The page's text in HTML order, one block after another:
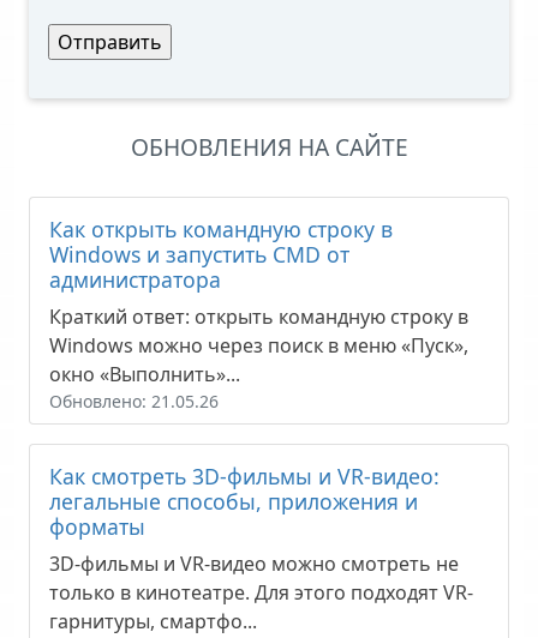
ОБНОВЛЕНИЯ НА САЙТЕ
Как открыть командную строку в
Windows и запустить CMD от
администратора
Краткий ответ: открыть командную строку в
Windows можно через поиск в меню «Пуск»,
окно «Выполнить»...
Обновлено: 21.05.26
Как смотреть 3D-фильмы и VR-видео:
легальные способы, приложения и
форматы
3D-фильмы и VR-видео можно смотреть не
только в кинотеатре. Для этого подходят VR-
гарнитуры, смартфо...